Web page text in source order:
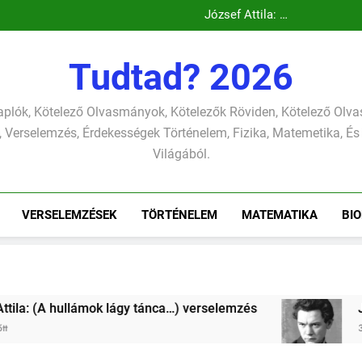
Tudtad? 2026
Kötelező Olvasmányok, Kötelezők Röviden, Kötelező
Verselemzés, Érdekességek Történelem, Fizika, Matemetika,
Világából.
VERSELEMZÉSEK TÖRTÉNELEM MATEMATIKA
verselemzés József Attila: (A